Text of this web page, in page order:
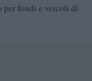
per fondi e veicoli di